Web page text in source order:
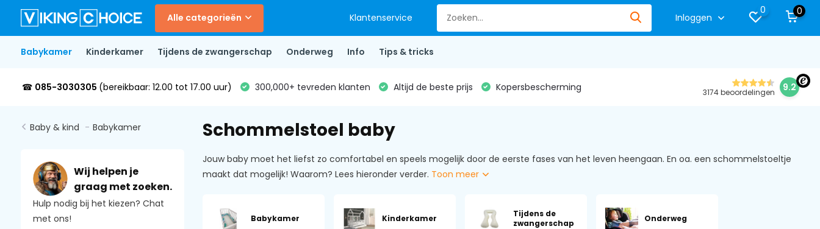
Alle categorieën Klantenservice Inloggen
0 0
Babykamer Kinderkamer Tijdens de zwangerschap Onderweg Info Tips & tricks
☎ 085-3030305 (bereikbaar: 12.00 tot 17.00 uur) 300,000+ tevreden klanten Altijd de beste prijs Kopersbescherming 3174 beoordelingen 9.2
Baby & kind - Babykamer
Wij helpen je
graag met zoeken.
Hulp nodig bij het kiezen? Chat
met ons!
Schommelstoel baby
Jouw baby moet het liefst zo comfortabel en speels mogelijk door de eerste fases van het leven heengaan. En oa. een schommelstoeltje
maakt dat mogelijk! Waarom? Lees hieronder verder. Toon meer
Babykamer Kinderkamer
Tijdens de
zwangerschap
Onderweg